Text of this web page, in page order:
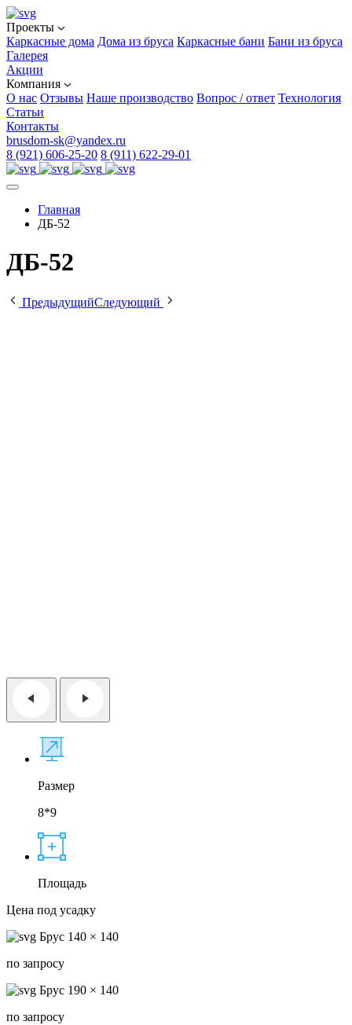
Проекты
Каркасные дома Дома из бруса Каркасные бани Бани из бруса
Галерея
Акции
Компания
О нас Отзывы Наше производство Вопрос / ответ Технология
Статьи
Контакты
brusdom-sk@yandex.ru
8 (921) 606-25-20 8 (911) 622-29-01
Главная
ДБ-52
ДБ-52
ПредыдущийСледующий
Размер
8*9
Площадь
Цена под усадку
Брус 140 × 140
по запросу
Брус 190 × 140
по запросу